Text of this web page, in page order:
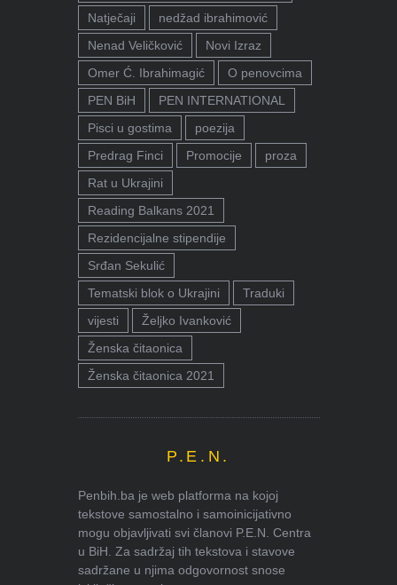
Natječaji
nedžad ibrahimović
Nenad Veličković
Novi Izraz
Omer Ć. Ibrahimagić
O penovcima
PEN BiH
PEN INTERNATIONAL
Pisci u gostima
poezija
Predrag Finci
Promocije
proza
Rat u Ukrajini
Reading Balkans 2021
Rezidencijalne stipendije
Srđan Sekulić
Tematski blok o Ukrajini
Traduki
vijesti
Željko Ivanković
Ženska čitaonica
Ženska čitaonica 2021
P.E.N.
Penbih.ba je web platforma na kojoj
tekstove samostalno i samoinicijativno
mogu objavljivati svi članovi P.E.N. Centra
u BiH. Za sadržaj tih tekstova i stavove
sadržane u njima odgovornost snose